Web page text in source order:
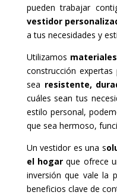
pueden trabajar
vestidor
a tus necesidades y
Utilizamos
construcción
sea resistente,
cuáles sean tus
estilo personal,
que sea hermoso,
Un vestidor es una s
el hogar que ofrece
inversión que vale la
beneficios clave de